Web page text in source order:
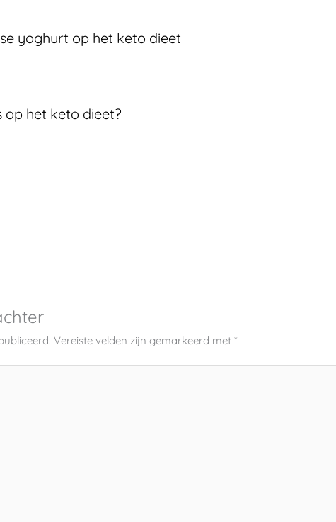
yoghurt op het keto dieet
het keto dieet?
Vereiste velden zijn gemarkeerd met*